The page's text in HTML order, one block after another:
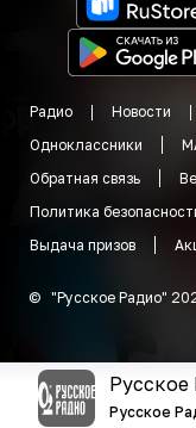
Радио Новости
Одноклассники
Обратная связь
Политика
Выдача призов
© "Русское Радио"
Русское